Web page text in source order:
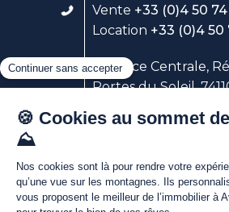
Vente +33 (0)4 50 74
Location +33 (0)4 50
23 place Centrale,
Portes du Soleil,
Suivez notre service
Découvrez nos
coeur d'Avoriaz